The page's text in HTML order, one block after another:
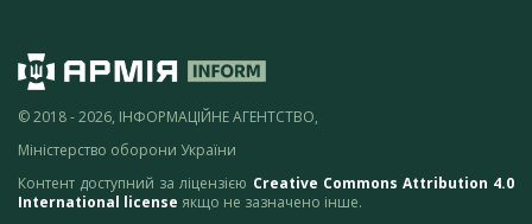
© 2018 - 2026, ІНФОРМАЦІЙНЕ АГЕНТСТВО,
Міністерство оборони України
Контент доступний за ліцензією Creative Commons Attribution 4.0
International license якщо не зазначено інше.